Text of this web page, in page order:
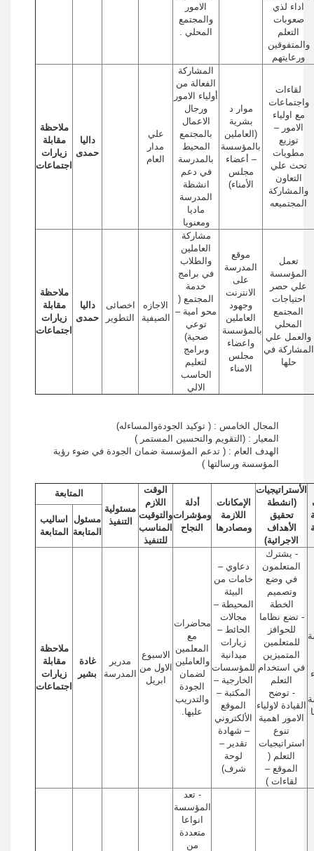
اداء لذي
صعوبات
التعلم
والمتفوقين
ورعايتهم
الامور
والمجتمع
المحلي .
لقاءات
واجتماعات
مع اولياء
الامور –
توزيع
مطويات
تحث علي
التعاون
والمشاركة
المجتميعه
موار د
بشرية
(العاملين
بالمؤسسة
– أعضاء
مجلس
الأمناء)
المشاركة
الفعالة من
أولياء الامور
ورجال
الاعمال
بالمجتمع
المحيط
بالمدرسة
في دعم
انشظة
المدرسة
ماديا
ومعنويا
علي
مدار
العام
داليا
حمدى
ملاحظة
مقابلة
زيارات
اجتماعات
تعمل
المؤسسة
علي حصر
احتياجات
المجتمع
المحلي
والعمل علي
المشاركة في
حلها
موقع
المدرسة
على
الانترنت
وجهود
العاملين
بالمؤسسة
واعضاء
مجلس
الامناء
مشاركة
العاملين
والطلاب
في برامج
خدمة
المجتمع (
محو امية –
توعي
صحية)
وبرامج
لتعليم
الحاسب
الالي
الاجازه
الصيفية
اخصائى
التطوير
داليا
حمدى
ملاحظة
مقابلة
زيارات
اجتماعات
المجال الخامس : ( توكيد الجودةوالمساءله)
المعيار : (التقويم والتحسين المستمر )
الهدف العام : ( تدعم المؤسسة ضمان الجودة في ضوء رؤية
المؤسسة ورسالتها )
الأستراتيجيات
(انشطة
تحقيق
الأهداف
الاجرائية)
الإمكانات
اللازمة
ومصادرها
أدلة
ومؤشرات
النجاح
الوقت
اللازم
والتوقيت
المناسب
للتنفيذ
مسئولية
التنفيذ
المتابعة
مسئول
المتابعة
اساليب
المتابعة
- يشترك
المتعلمون
في وضع
وتصميم
الخطة
- تضع نظاما
للحوافز
للمتعلمين
المتميزين
في استخدام
التعلم
- توضح
القيادة لاولياء
الامور اهمية
تنوع
استراتيجيات
التعلم (
الموقع –
لقاءات )
دعاوي –
خامات من
البيئة
المحيطة –
مجالات
الحائط –
زيارات
ميدانية
للمؤسسات
الخارجية –
المكتبة –
الموقع
الألكتروني
– شهادة
تقدير –
لوحة
شرف)
محاضرات
مع
المعلمين
والعاملين
لضمان
الجودة
والتدريب
عليها.
الاسبوع
الاول من
ابريل
مدرير
المدرسة
غادة
بشير
ملاحظة
مقابلة
زيارات
اجتماعات
- تعد
المؤسسة
انواعا
متعددة
من